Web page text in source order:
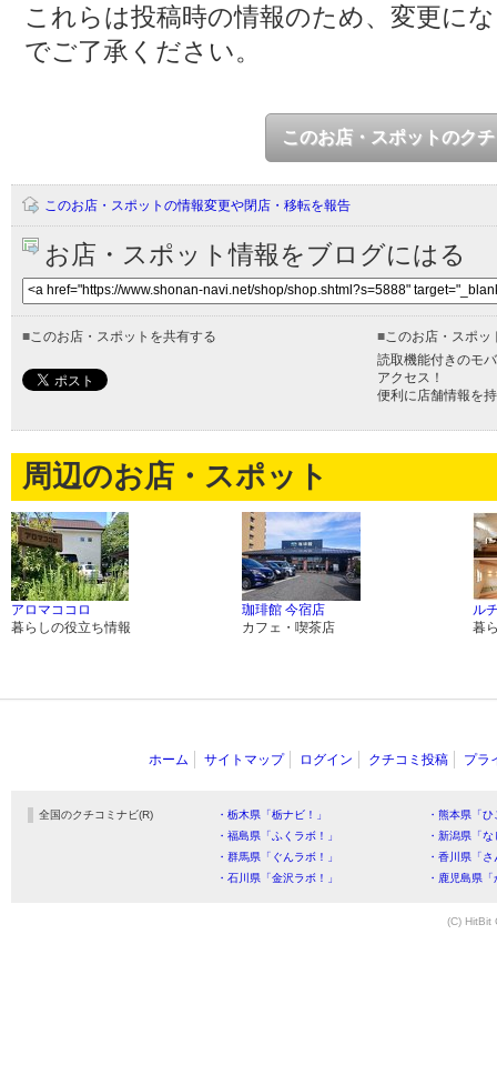
これらは投稿時の情報のため、変更に
でご了承ください。
このお店・スポットのク
このお店・スポットの情報変更や閉店・移転を報告
お店・スポット情報をブログにはる
■ このお店・スポットを共有する ■ このお店・スポ
読取機能付きのモ
アクセス！
便利に店舗情報を
周辺のお店・スポット
アロマココロ
暮らしの役立ち情報
珈琲館 今宿店
カフェ・喫茶店
ル
暮
ホーム サイトマップ ログイン クチコミ投稿 プラ
全国のクチコミナビ(R) ・栃木県「栃ナビ！」
・熊本県「
・福島県「ふくラボ！」
・新潟県「
・群馬県「ぐんラボ！」
・香川県「
・石川県「金沢ラボ！」
・鹿児島県
(C) HitBit